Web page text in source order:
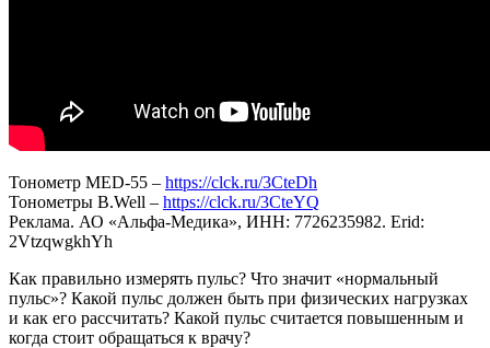
Тонометр MED-55 – https://clck.ru/3CteDh
Тонометры B.Well – https://clck.ru/3CteYQ
Реклама. АО «Альфа-Медика», ИНН: 7726235982. Erid:
2VtzqwgkhYh
Как правильно измерять пульс? Что значит «нормальный
пульс»? Какой пульс должен быть при физических нагрузках
и как его рассчитать? Какой пульс считается повышенным и
когда стоит обращаться к врачу?